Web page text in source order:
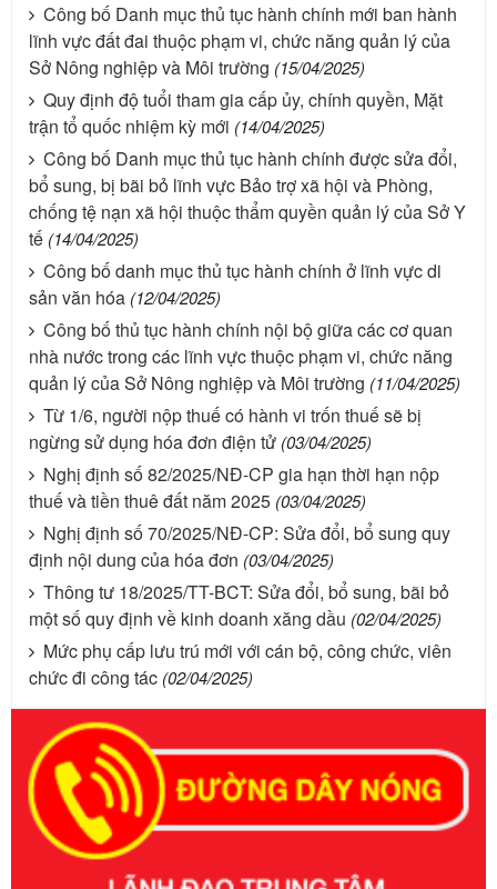
Công bố Danh mục thủ tục hành chính mới ban hành
lĩnh vực đất đai thuộc phạm vi, chức năng quản lý của
Sở Nông nghiệp và Môi trường (15/04/2025)
Quy định độ tuổi tham gia cấp ủy, chính quyền, Mặt
trận tổ quốc nhiệm kỳ mới (14/04/2025)
Công bố Danh mục thủ tục hành chính được sửa đổi,
bổ sung, bị bãi bỏ lĩnh vực Bảo trợ xã hội và Phòng,
chống tệ nạn xã hội thuộc thẩm quyền quản lý của Sở Y
tế (14/04/2025)
Công bố danh mục thủ tục hành chính ở lĩnh vực di
sản văn hóa (12/04/2025)
Công bố thủ tục hành chính nội bộ giữa các cơ quan
nhà nước trong các lĩnh vực thuộc phạm vi, chức năng
quản lý của Sở Nông nghiệp và Môi trường (11/04/2025)
Từ 1/6, người nộp thuế có hành vi trốn thuế sẽ bị
ngừng sử dụng hóa đơn điện tử (03/04/2025)
Nghị định số 82/2025/NĐ-CP gia hạn thời hạn nộp
thuế và tiền thuê đất năm 2025 (03/04/2025)
Nghị định số 70/2025/NĐ-CP: Sửa đổi, bổ sung quy
định nội dung của hóa đơn (03/04/2025)
Thông tư 18/2025/TT-BCT: Sửa đổi, bổ sung, bãi bỏ
một số quy định về kinh doanh xăng dầu (02/04/2025)
Mức phụ cấp lưu trú mới với cán bộ, công chức, viên
chức đi công tác (02/04/2025)